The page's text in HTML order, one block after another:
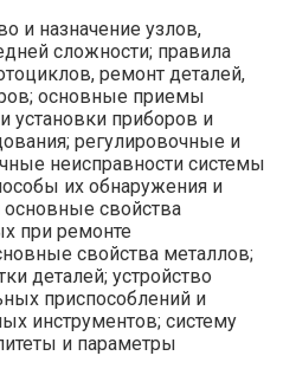
и назначение узлов,
сложности; правила
ремонт деталей,
основные приемы
установки приборов и
регулировочные и
неисправности системы
их обнаружения и
основные свойства
при ремонте
свойства металлов;
деталей; устройство
приспособлений и
инструментов; систему
и параметры